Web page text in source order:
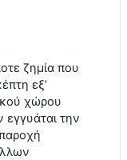
ζημία που
εξ’
χώρου
την